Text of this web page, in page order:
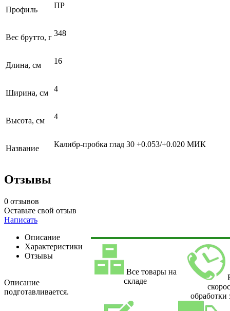
Профиль ПР
Вес брутто, г 348
Длина, см 16
Ширина, см 4
Высота, см 4
Название Калибр-пробка глад 30 +0.053/+0.020 МИК
Отзывы
0 отзывов
Оставьте свой отзыв
Написать
Описание
Характеристики
Отзывы
Описание
подготавливается.
Все товары на
складе
обработки